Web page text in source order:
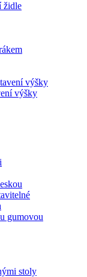
židle
výšky
výšky
gumovou
stoly